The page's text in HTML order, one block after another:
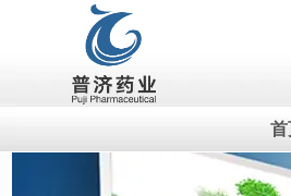
首